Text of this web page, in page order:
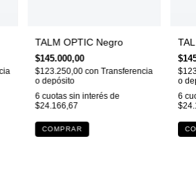
TALM OPTIC Negro
$145.000,00
$123.250,00con Transferencia
o depósito
6 cuotas sin interés de
$24.166,67
o
6